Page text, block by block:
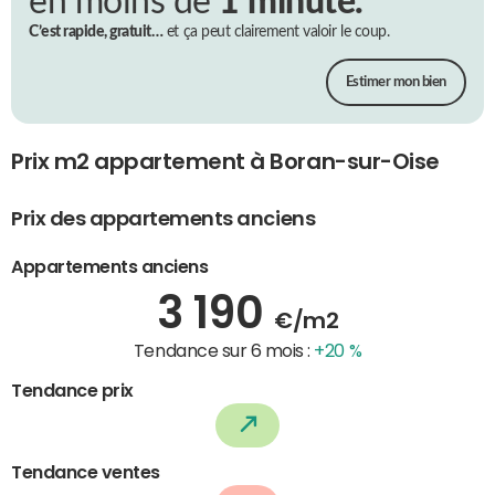
C’est rapide, gratuit…et ça peut clairement valoir le coup.
Estimer mon bien
Prix m2 appartement à Boran-sur-Oise
Prix des appartements anciens
Appartements anciens
3 190 €/m2
Tendance sur 6 mois : +20 %
Tendance prix
Tendance ventes